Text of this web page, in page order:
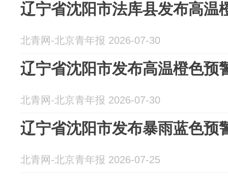
辽宁省沈阳市法库县发布高温
北青网-北京青年报 2026-07-30
辽宁省沈阳市发布高温橙色预
北青网-北京青年报 2026-07-30
辽宁省沈阳市发布暴雨蓝色预
北青网-北京青年报 2026-07-25